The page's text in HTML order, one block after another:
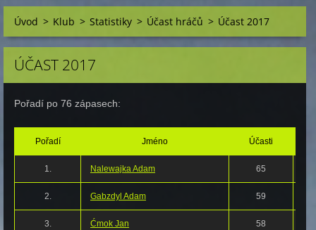
Úvod > Klub > Statistiky > Účast hráčů > Účast 2017
ÚČAST 2017
Pořadí po 76 zápasech:
Pořadí Jméno Účasti
1. Nalewajka Adam 65
2. Gabzdyl Adam 59
3. Ćmok Jan 58